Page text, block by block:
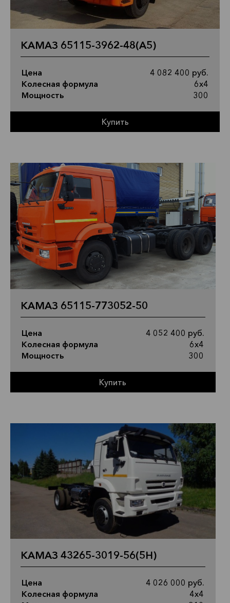
КАМАЗ 65115-3962-48(A5)
Цена
4 082 400 руб.
Колесная формула
6х4
Мощность
300
Купить
КАМАЗ 65115-773052-50
Цена
4 052 400 руб.
Колесная формула
6х4
Мощность
300
Купить
КАМАЗ 43265-3019-56(5Н)
Цена
4 026 000 руб.
Колесная формула
4х4